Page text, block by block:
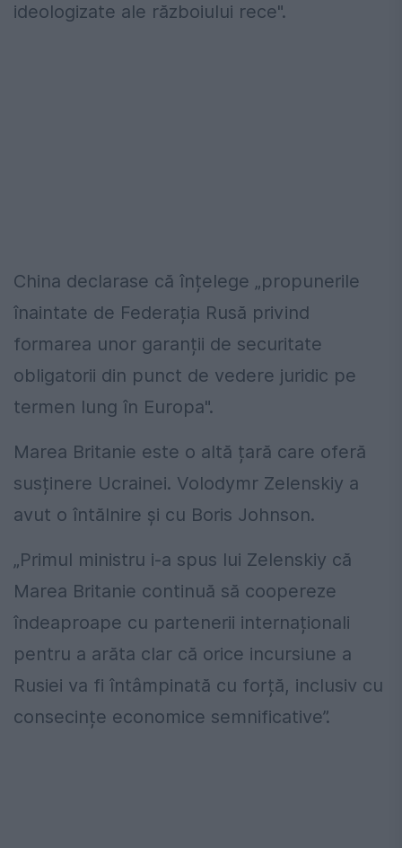
ideologizate ale războiului rece".
China declarase că înțelege „propunerile
înaintate de Federația Rusă privind
formarea unor garanții de securitate
obligatorii din punct de vedere juridic pe
termen lung în Europa".
Marea Britanie este o altă țară care oferă
susținere Ucrainei. Volodymr Zelenskiy a
avut o întălnire și cu Boris Johnson.
„Primul ministru i-a spus lui Zelenskiy că
Marea Britanie continuă să coopereze
îndeaproape cu partenerii internaționali
pentru a arăta clar că orice incursiune a
Rusiei va fi întâmpinată cu forță, inclusiv cu
consecințe economice semnificative”.